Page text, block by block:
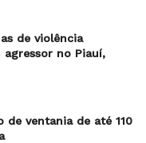
de violência
no Piauí,
de ventania de até 110